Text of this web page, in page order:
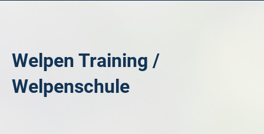
Welpen Training /
Welpenschule